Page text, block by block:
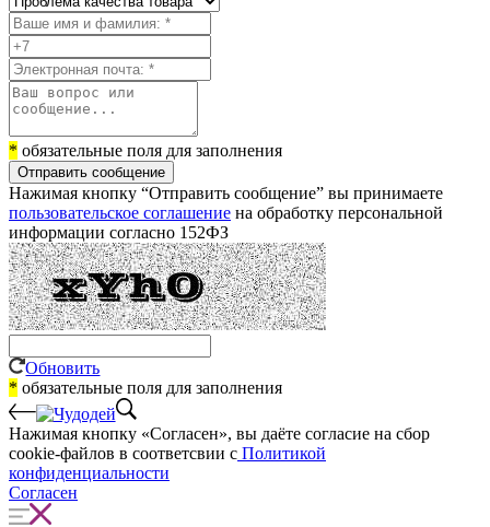
* обязательные поля для заполнения
Отправить сообщение
Нажимая кнопку “Отправить сообщение” вы принимаете
пользовательское соглашение на обработку персональной
информации согласно 152ФЗ
Обновить
* обязательные поля для заполнения
Нажимая кнопку «Согласен», вы даёте cогласие на сбор
cookie-файлов в соответсвии с Политикой
конфиденциальности
Согласен